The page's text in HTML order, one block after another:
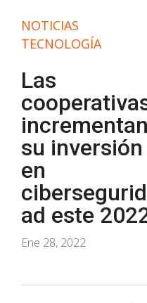
NOTICIAS
TECNOLOGÍA
Las
incrementan
su inversión
en
cibersegurid
ad este
Ene 28, 2022